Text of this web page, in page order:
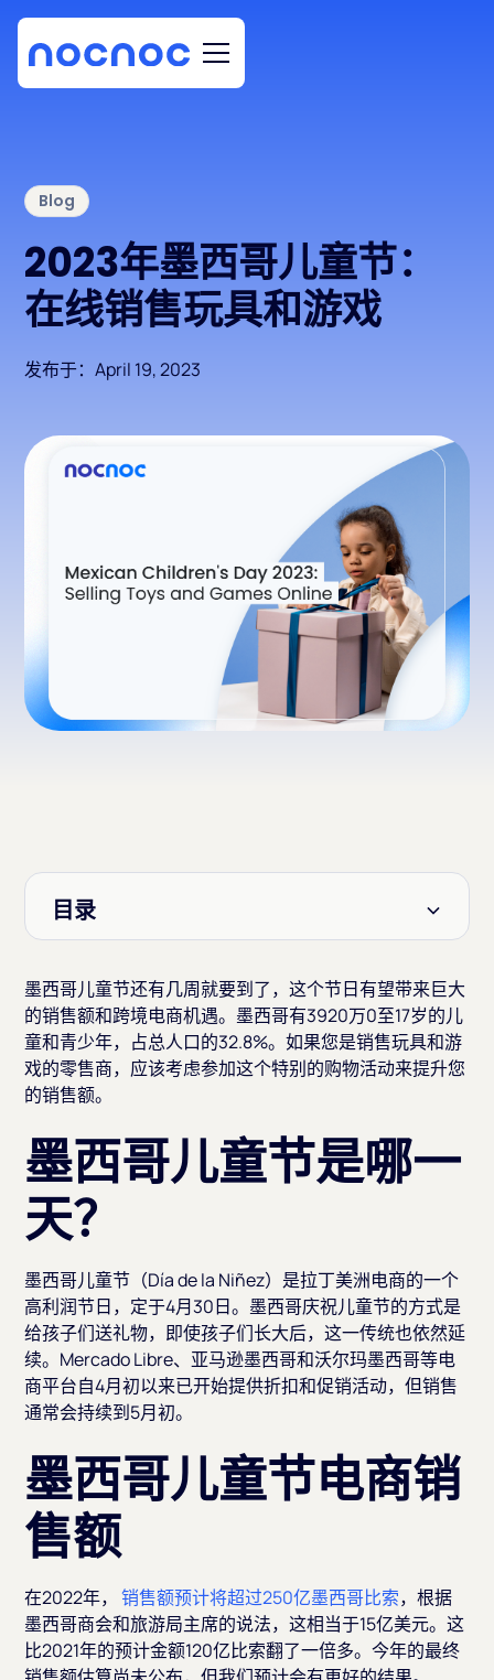
Blog
2023年墨西哥儿童节：
在线销售玩具和游戏
发布于：April 19, 2023
墨西哥儿童节还有几周就要到了，这个节日有望带来巨大
的销售额和跨境电商机遇。墨西哥有3920万0至17岁的儿
童和青少年，占总人口的32.8%。如果您是销售玩具和游
戏的零售商，应该考虑参加这个特别的购物活动来提升您
的销售额。
墨西哥儿童节是哪一
天？
墨西哥儿童节（Día de la Niñez）是拉丁美洲电商的一个
高利润节日，定于4月30日。墨西哥庆祝儿童节的方式是
给孩子们送礼物，即使孩子们长大后，这一传统也依然延
续。Mercado Libre、亚马逊墨西哥和沃尔玛墨西哥等电
商平台自4月初以来已开始提供折扣和促销活动，但销售
通常会持续到5月初。
墨西哥儿童节电商销
售额
在2022年，销售额预计将超过250亿墨西哥比索，根据
墨西哥商会和旅游局主席的说法，这相当于15亿美元。这
比2021年的预计金额120亿比索翻了一倍多。今年的最终
目录